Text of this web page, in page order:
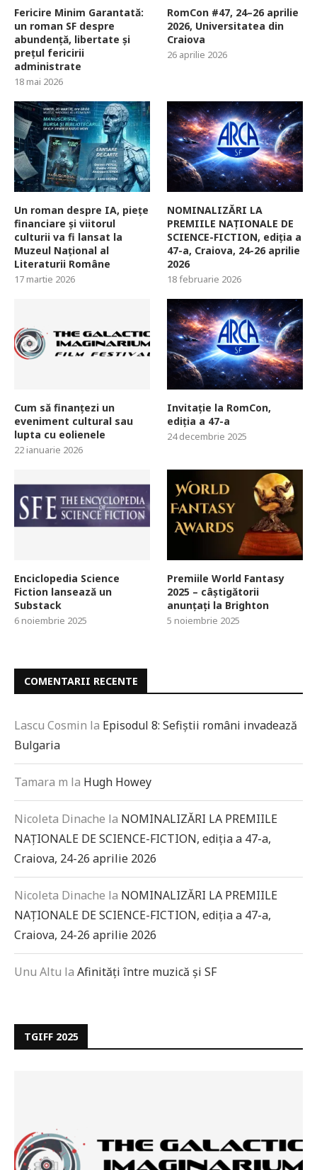
Fericire Minim Garantată:
un roman SF despre
abundență, libertate și
prețul fericirii
administrate
18 mai 2026
RomCon #47, 24–26 aprilie
2026, Universitatea din
Craiova
26 aprilie 2026
Un roman despre IA, piețe
financiare și viitorul
culturii va fi lansat la
Muzeul Național al
Literaturii Române
17 martie 2026
NOMINALIZĂRI LA
PREMIILE NAȚIONALE DE
SCIENCE-FICTION, ediția a
47-a, Craiova, 24-26 aprilie
2026
18 februarie 2026
Cum să finanțezi un
eveniment cultural sau
lupta cu eolienele
22 ianuarie 2026
Invitație la RomCon,
ediția a 47-a
24 decembrie 2025
Enciclopedia Science
Fiction lansează un
Substack
6 noiembrie 2025
Premiile World Fantasy
2025 – câștigătorii
anunțați la Brighton
5 noiembrie 2025
COMENTARII RECENTE
Lascu Cosmin la Episodul 8: Sefiștii români invadează
Bulgaria
Tamara m la Hugh Howey
Nicoleta Dinache la NOMINALIZĂRI LA PREMIILE
NAȚIONALE DE SCIENCE-FICTION, ediția a 47-a,
Craiova, 24-26 aprilie 2026
Nicoleta Dinache la NOMINALIZĂRI LA PREMIILE
NAȚIONALE DE SCIENCE-FICTION, ediția a 47-a,
Craiova, 24-26 aprilie 2026
Unu Altu la Afinități între muzică și SF
TGIFF 2025